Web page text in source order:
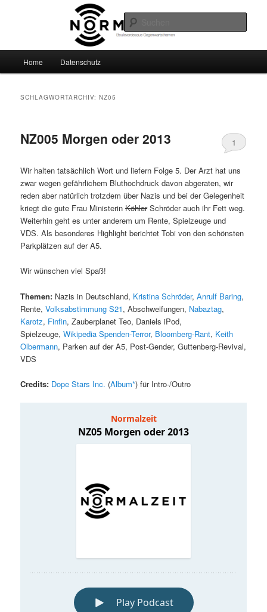
Normalzeit
Boulevardesque Gegenwartsthemen
Home Datenschutz
SCHLAGWORTARCHIV:NZ05
NZ005 Morgen oder 2013 1
Wir halten tatsächlich Wort und liefern Folge 5. Der Arzt hat uns
zwar wegen gefährlichem Bluthochdruck davon abgeraten, wir
reden aber natürlich trotzdem über Nazis und bei der Gelegenheit
kriegt die gute Frau MinisterinKöhlerSchröder auch ihr Fett weg.
Weiterhin geht es unter anderem um Rente, Spielzeuge und
VDS. Als besonderes Highlight berichtet Tobi von den schönsten
Parkplätzen auf der A5.
Wir wünschen viel Spaß!
Themen: Nazis in Deutschland, Kristina Schröder,Anrulf Baring,
Rente,Volksabstimmung S21, Abschweifungen, Nabaztag,
Karotz, Finfin, Zauberplanet Teo, Daniels iPod,
Spielzeuge,Wikipedia Spenden-Terror, Bloomberg-Rant, Keith
Olbermann, Parken auf der A5, Post-Gender, Guttenberg-Revival,
VDS
Credits: Dope Stars Inc. (Album*) für Intro-/Outro